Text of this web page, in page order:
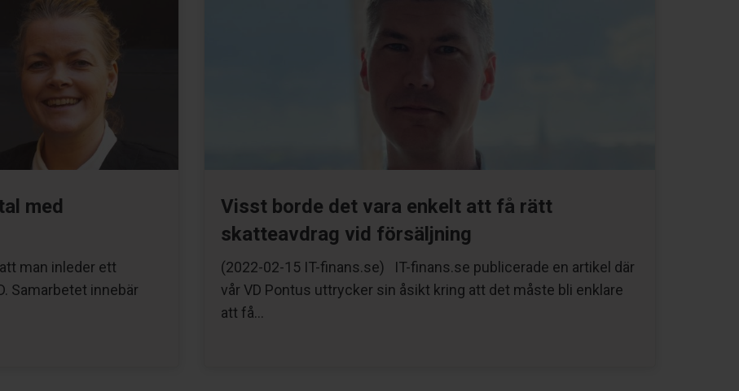
med
man inleder ett
Samarbetet innebär
Visst borde det vara enkelt att få rätt
skatteavdrag vid försäljning
(2022-02-15 IT-finans.se) IT-finans.se publicerade en artikel där
vår VD Pontus uttrycker sin åsikt kring att det måste bli enklare
att få…